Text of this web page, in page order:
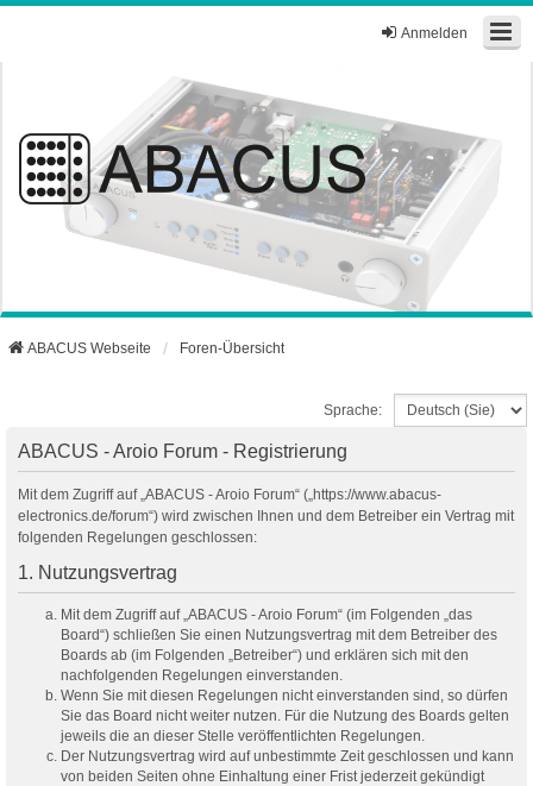
Anmelden
ABACUS Webseite Foren-Übersicht
Sprache:
ABACUS - Aroio Forum - Registrierung
Mit dem Zugriff auf „ABACUS - Aroio Forum“ („https://www.abacus-
electronics.de/forum“) wird zwischen Ihnen und dem Betreiber ein Vertrag mit
folgenden Regelungen geschlossen:
1. Nutzungsvertrag
Mit dem Zugriff auf „ABACUS - Aroio Forum“ (im Folgenden „das
Board“) schließen Sie einen Nutzungsvertrag mit dem Betreiber des
Boards ab (im Folgenden „Betreiber“) und erklären sich mit den
nachfolgenden Regelungen einverstanden.
Wenn Sie mit diesen Regelungen nicht einverstanden sind, so dürfen
Sie das Board nicht weiter nutzen. Für die Nutzung des Boards gelten
jeweils die an dieser Stelle veröffentlichten Regelungen.
Der Nutzungsvertrag wird auf unbestimmte Zeit geschlossen und kann
von beiden Seiten ohne Einhaltung einer Frist jederzeit gekündigt